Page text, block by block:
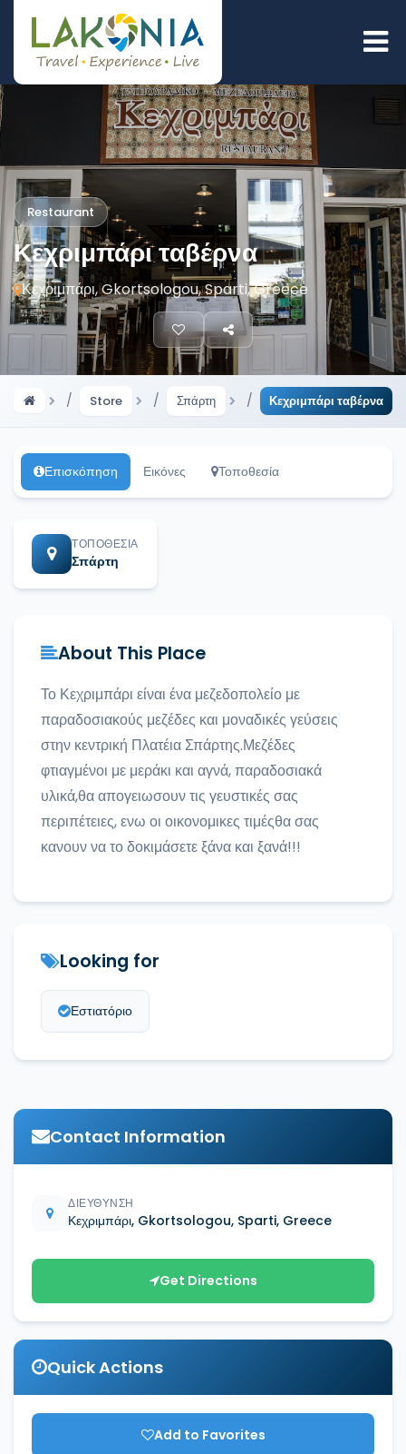
Restaurant
Κεχριμπάρι ταβέρνα
Κεχριμπάρι, Gkortsologou, Sparti, Greece
Store Σπάρτη Κεχριμπάρι ταβέρνα
Επισκόπηση Εικόνες Τοποθεσία
ΤΟΠΟΘΕΣΊΑ
Σπάρτη
About This Place
Το Κεχριμπάρι είναι ένα μεζεδοπολείο με
παραδοσιακούς μεζέδες και μοναδικές γεύσεις
στην κεντρική Πλατέια Σπάρτης.Μεζέδες
φτιαγμένοι με μεράκι και αγνά, παραδοσιακά
υλικά,θα απογειωσουν τις γευστικές σας
περιπέτειες, ενω οι οικονομικες τιμέςθα σας
κανουν να το δοκιμάσετε ξάνα και ξανά!!!
Looking for
Εστιατόριο
Contact Information
ΔΙΕΎΘΥΝΣΗ
Κεχριμπάρι, Gkortsologou, Sparti, Greece
Get Directions
Quick Actions
Add to Favorites